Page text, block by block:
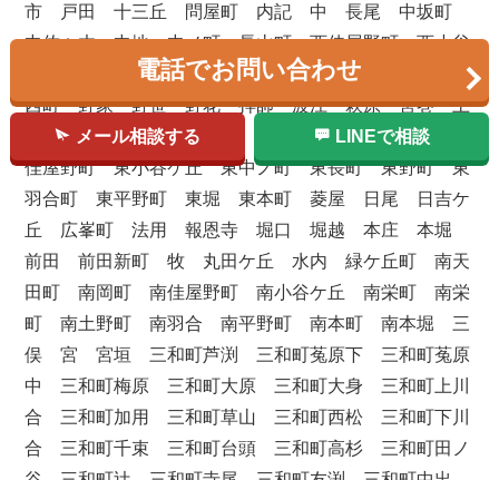
市 戸田 十三丘 問屋町 内記 中 長尾 中坂町
中佐々木 中地 中ノ町 長山町 西佳屋野町 西小谷
ケ丘 西中ノ町 西長町 西羽合 西平野町 西本町
西町 野家 野笹 野花 拝師 波江 萩原 筈巻 土
師 土師(新町) 土師(宮町) 畑中 半田 東岡町 東
佳屋野町 東小谷ケ丘 東中ノ町 東長町 東野町 東
羽合町 東平野町 東堀 東本町 菱屋 日尾 日吉ケ
丘 広峯町 法用 報恩寺 堀口 堀越 本庄 本堀
前田 前田新町 牧 丸田ケ丘 水内 緑ケ丘町 南天
田町 南岡町 南佳屋野町 南小谷ケ丘 南栄町 南栄
町 南土野町 南羽合 南平野町 南本町 南本堀 三
俣 宮 宮垣 三和町芦渕 三和町菟原下 三和町菟原
中 三和町梅原 三和町大原 三和町大身 三和町上川
合 三和町加用 三和町草山 三和町西松 三和町下川
合 三和町千束 三和町台頭 三和町高杉 三和町田ノ
電話でお問い合わせ
メール相談する LINEで相談